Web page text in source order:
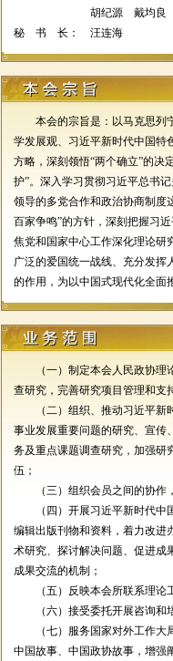
胡纪源
戴均良
秘
书 长： 汪连海
本会的宗旨是：以马克思列
学发展观、习近平新时代中国特
方略，深刻领悟“两个确立”的决
护”。深入学习贯彻习近平总书
领导的多党合作和政治协商制度
百家争鸣”的方针，深刻把握习
焦党和国家中心工作深化理论研
广泛的爱国统一战线、充分发挥
的作用，为以中国式现代化全面
（一）制定本会人民政协
查研究，完善研究项目管理和支
（二）组织、推动习近平
事业发展重要问题的研究、宣传
务及重点课题调查研究，加强研
伍；
（三）组织会员之间的协作
（四）开展习近平新时代
编辑出版刊物和资料，着力改进
术研究、探讨解决问题、促进成
成果交流的机制；
（五）反映本会所联系理
（六）接受委托开展咨询和
（七）服务国家对外工作
中国故事、中国政协故事，增强